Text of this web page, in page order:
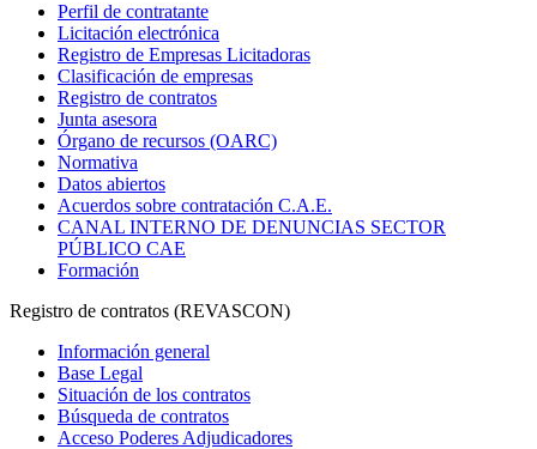
Perfil de contratante
Licitación electrónica
Registro de Empresas Licitadoras
Clasificación de empresas
Registro de contratos
Junta asesora
Órgano de recursos (OARC)
Normativa
Datos abiertos
Acuerdos sobre contratación C.A.E.
CANAL INTERNO DE DENUNCIAS SECTOR
PÚBLICO CAE
Formación
Registro de contratos (REVASCON)
Información general
Base Legal
Situación de los contratos
Búsqueda de contratos
Acceso Poderes Adjudicadores